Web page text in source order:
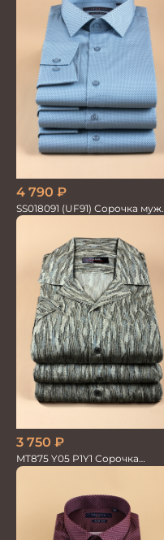
4 790 ₽
SS018091 (UF91) Сорочка муж.
GROSTYLE PRIME
3 750 ₽
MT875 Y05 P1Y1 Сорочка
мужская